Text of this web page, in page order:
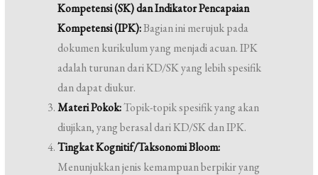
Kompetensi (SK) dan Indikator Pencapaian
Kompetensi (IPK):Bagian ini merujuk pada
dokumen kurikulum yang menjadi acuan. IPK
adalah turunan dari KD/SK yang lebih spesifik
dan dapat diukur.
Materi Pokok:Topik-topik spesifik yang akan
diujikan, yang berasal dari KD/SK dan IPK.
Tingkat Kognitif/Taksonomi Bloom:
Menunjukkan jenis kemampuan berpikir yang